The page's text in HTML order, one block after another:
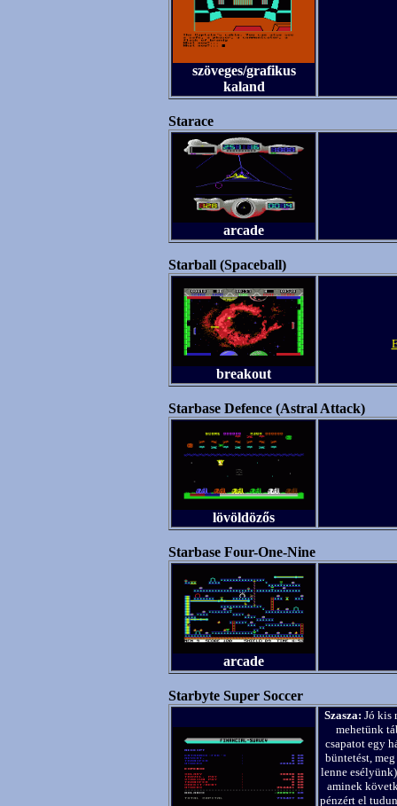
szöveges/grafikus
kaland
Starace
arcade
Starball (Spaceball)
breakout
Starbase Defence (Astral Attack)
lövöldözős
Starbase Four-One-Nine
arcade
Starbyte Super Soccer
Szasza: Jó kis
mehetünk
csapatot egy
büntetést,
lenne
aminek
pénzért el